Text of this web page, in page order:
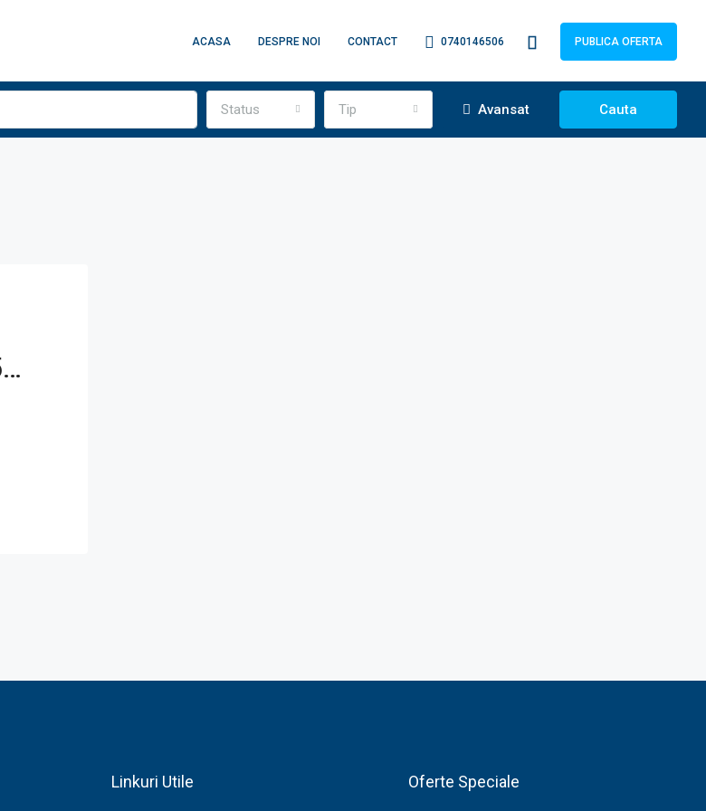
ACASA DESPRE NOI CONTACT 0740146506 PUBLICA OFERTA
Status Tip Avansat Cauta
Apratament Cu 2 Camere, 51 Mp, Zona Str. Buna Ziua
Linkuri Utile Oferte Speciale